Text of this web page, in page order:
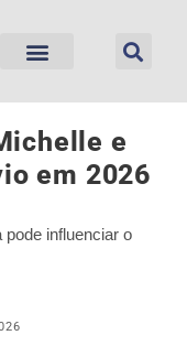
e
em 2026
influenciar o